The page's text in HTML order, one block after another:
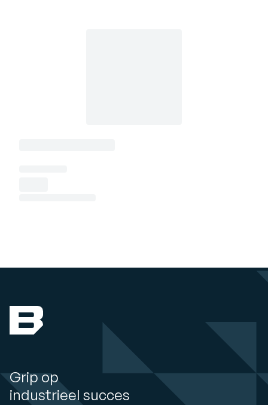
Grip op
industrieel succes